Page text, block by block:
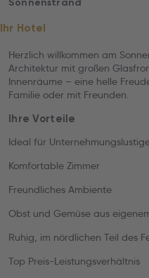
Sonnenstrand
Ihr Hotel
Herzlich willkommen am
Architektur mit großen
Innenräume – eine helle
Familie oder mit Freunden.
Ihre Vorteile
Ideal für
Komfortable Zimmer
Freundliches Ambiente
Obst und Gemüse aus
Ruhig, im nördlichen Teil des
Top Preis-Leistungsverhältnis